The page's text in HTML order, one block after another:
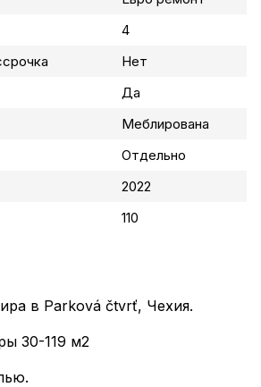
4
Нет
Да
Меблирована
Отдельно
2022
110
в Parková čtvrť, Чехия.
30-119 м2